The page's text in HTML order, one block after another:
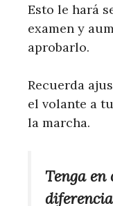
Esto le hará
examen y
aprobarlo.
Recuerda
el volante a
la marcha.
Tenga